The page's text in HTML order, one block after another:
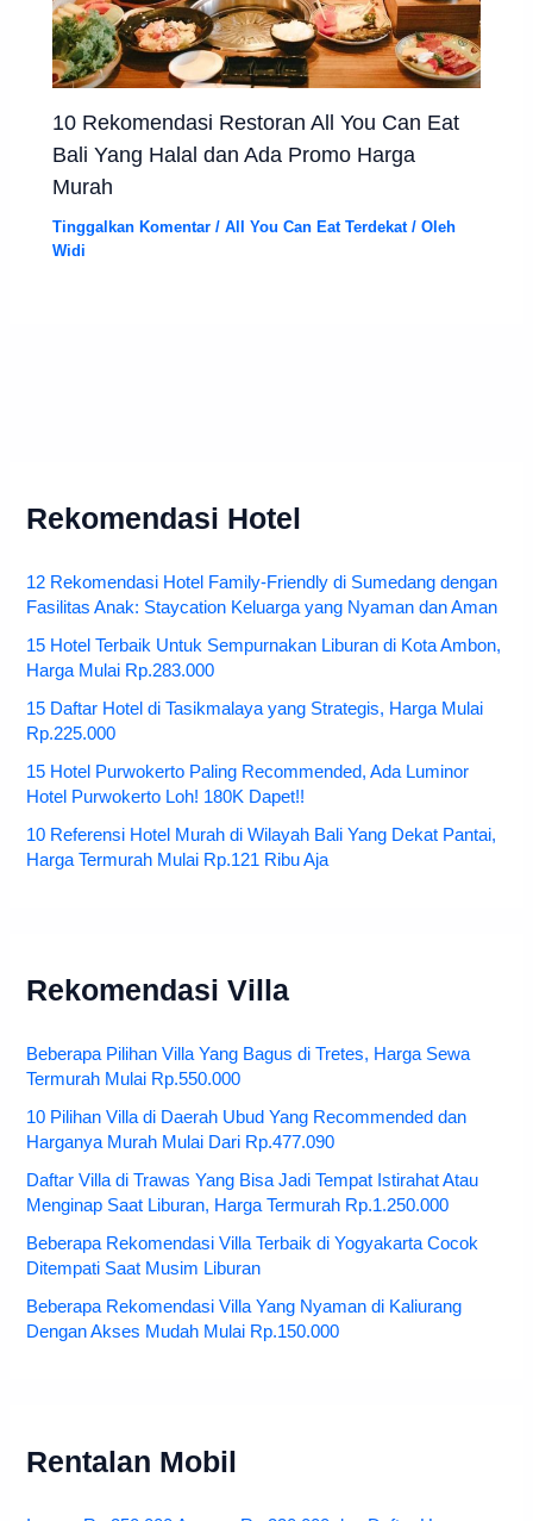
10 Rekomendasi Restoran All You Can Eat
Bali Yang Halal dan Ada Promo Harga
Murah
Tinggalkan Komentar /All You Can Eat Terdekat/ Oleh
Widi
Rekomendasi Hotel
12 Rekomendasi Hotel Family-Friendly di Sumedang dengan
Fasilitas Anak: Staycation Keluarga yang Nyaman dan Aman
15 Hotel Terbaik Untuk Sempurnakan Liburan di Kota Ambon,
Harga Mulai Rp.283.000
15 Daftar Hotel di Tasikmalaya yang Strategis, Harga Mulai
Rp.225.000
15 Hotel Purwokerto Paling Recommended, Ada Luminor
Hotel Purwokerto Loh! 180K Dapet!!
10 Referensi Hotel Murah di Wilayah Bali Yang Dekat Pantai,
Harga Termurah Mulai Rp.121 Ribu Aja
Rekomendasi Villa
Beberapa Pilihan Villa Yang Bagus di Tretes, Harga Sewa
Termurah Mulai Rp.550.000
10 Pilihan Villa di Daerah Ubud Yang Recommended dan
Harganya Murah Mulai Dari Rp.477.090
Daftar Villa di Trawas Yang Bisa Jadi Tempat Istirahat Atau
Menginap Saat Liburan, Harga Termurah Rp.1.250.000
Beberapa Rekomendasi Villa Terbaik di Yogyakarta Cocok
Ditempati Saat Musim Liburan
Beberapa Rekomendasi Villa Yang Nyaman di Kaliurang
Dengan Akses Mudah Mulai Rp.150.000
Rentalan Mobil